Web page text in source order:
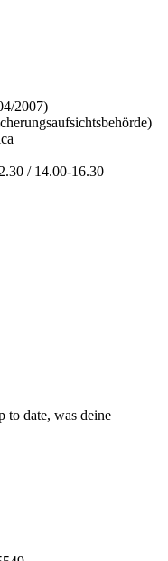
2007)
/ 14.00-16.30
to date, was deine